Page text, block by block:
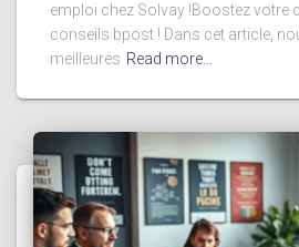
emploi chez Solvay !Boostez votre
conseils bpost ! Dans cet article,
meilleures Read more…